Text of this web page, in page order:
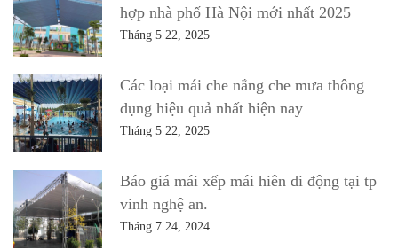
hợp nhà phố Hà Nội mới nhất 2025
Tháng 5 22, 2025
Các loại mái che nắng che mưa thông
dụng hiệu quả nhất hiện nay
Tháng 5 22, 2025
Báo giá mái xếp mái hiên di động tại tp
vinh nghệ an.
Tháng 7 24, 2024